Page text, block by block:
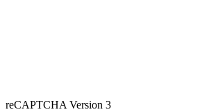
reCAPTCHA Version 3